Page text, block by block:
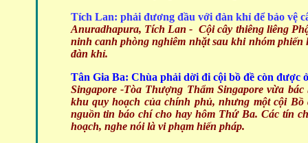
Tích Lan: phải đương đầu với đàn khỉ để bảo vệ
Anuradhapura, Tích Lan - Cội cây thiêng liêng
ninh canh phòng nghiêm nhặt sau khi nhóm
đàn khỉ.
Tân Gia Ba: Chùa phải dời đi cội bồ đề còn được
Singapore -Tòa Thượng Thẩm Singapore vừa
khu quy hoạch của chính phủ, nhưng một cội
nguồn tin báo chí cho hay hôm Thứ Ba. Các tín
hoạch, nghe nói là vi phạm hiến pháp.